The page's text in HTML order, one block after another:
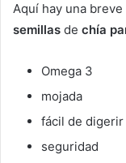
Aquí hay una
semillas de chía
Omega 3
mojada
fácil de digerir
seguridad